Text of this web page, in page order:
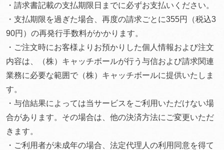
・請求書記載の支払期限日までに必ずお支払いください。
・支払期限を過ぎた場合、再度の請求ごとに355円（税込3
90円）の再発行手数料がかかります。
・ご注文時にお客様よりお預かりした個人情報および注文
内容は、（株）キャッチボールが行う与信および請求関連
業務に必要な範囲で（株）キャッチボールに提供いたしま
す。
・与信結果によっては当サービスをご利用いただけない場
合があります。その場合は、他の決済方法にご変更いただ
きます。
・ご利用者が未成年の場合、法定代理人の利用同意を得て